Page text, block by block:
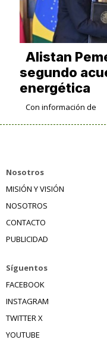
Alistan
segundo
energética
Con información de
Nosotros
MISIÓN Y VISIÓN
NOSOTROS
CONTACTO
PUBLICIDAD
Síguentos
FACEBOOK
INSTAGRAM
TWITTER X
YOUTUBE